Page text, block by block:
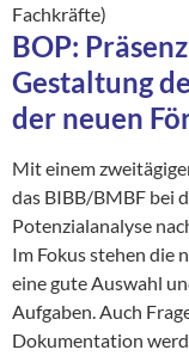
Fachkräfte)
BOP:
Gestaltung
der neuen
Mit einem
das BIBB/BMBF bei
Potenzialanalyse
Im Fokus stehen die
eine gute Auswahl
Aufgaben. Auch
Dokumentation